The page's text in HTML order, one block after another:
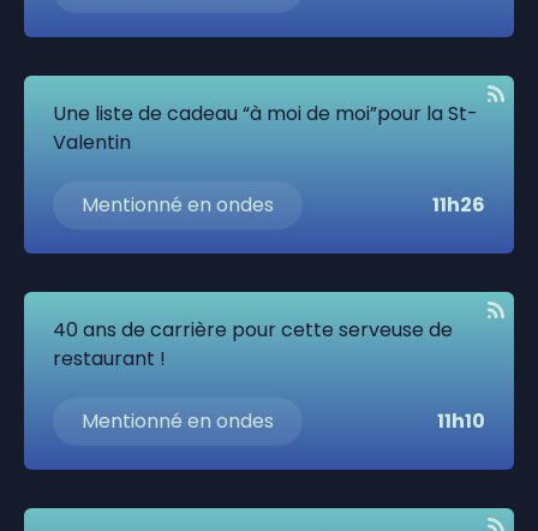
Une liste de cadeau “à moi de moi”pour la St-
Valentin
Mentionné en ondes 11h26
40 ans de carrière pour cette serveuse de
restaurant !
Mentionné en ondes 11h10